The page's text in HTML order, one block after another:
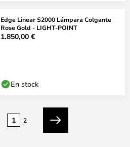
Edge Linear S2000 Lámpara Colgante
Rose Gold - LIGHT-POINT
1.850,00 €
En stock
1 2
Siguiente